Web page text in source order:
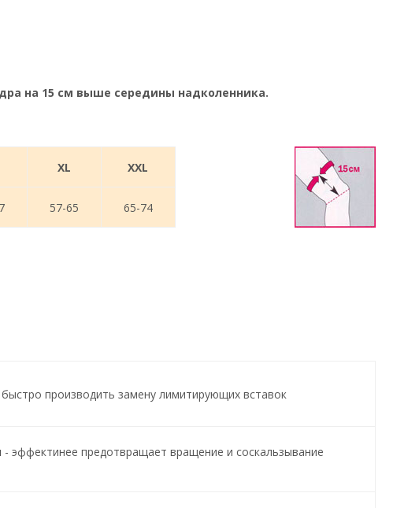
на 15 см выше середины надколенника.
XL XXL
57-65 65-74
производить замену лимитирующих вставок
эффектинее предотвращает вращение и соскальзывание